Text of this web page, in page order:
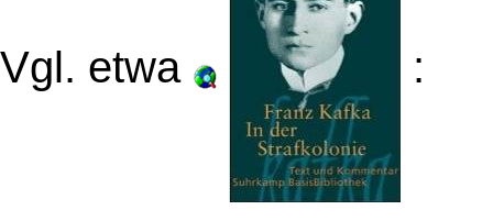
Vgl. etwa :